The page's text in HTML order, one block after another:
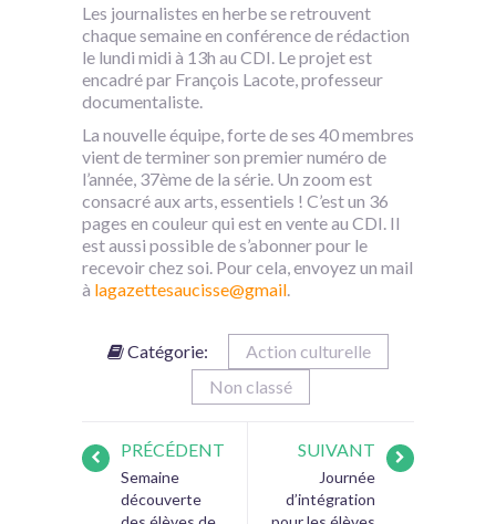
Les journalistes en herbe se retrouvent
chaque semaine en conférence de rédaction
le lundi midi à 13h au CDI. Le projet est
encadré par François Lacote, professeur
documentaliste.
La nouvelle équipe, forte de ses 40 membres
vient de terminer son premier numéro de
l’année, 37ème de la série. Un zoom est
consacré aux arts, essentiels ! C’est un 36
pages en couleur qui est en vente au CDI. Il
est aussi possible de s’abonner pour le
recevoir chez soi. Pour cela, envoyez un mail
à lagazettesaucisse@gmail.
Catégorie:
Action culturelle
Non classé
PRÉCÉDENT
Semaine
découverte
SUIVANT
Journée
d’intégration